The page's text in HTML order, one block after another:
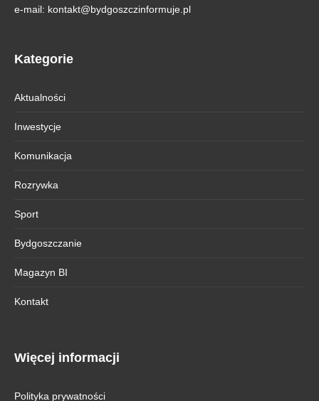
e-mail: kontakt@bydgoszczinformuje.pl
Kategorie
Aktualności
Inwestycje
Komunikacja
Rozrywka
Sport
Bydgoszczanie
Magazyn BI
Kontakt
Więcej informacji
Polityka prywatności